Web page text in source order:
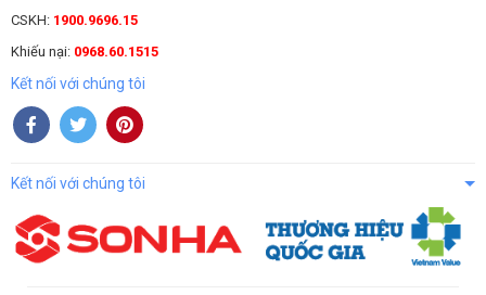
CSKH: 1900.9696.15
Khiếu nại: 0968.60.1515
Kết nối với chúng tôi
Kết nối với chúng tôi